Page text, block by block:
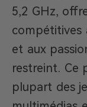
5,2 GHz,
compétitives
et aux
restreint. Ce
plupart des